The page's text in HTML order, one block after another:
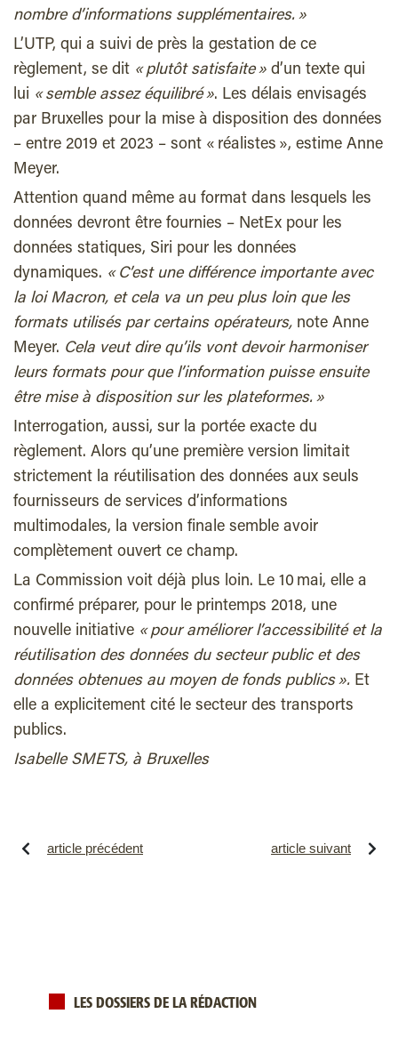
nombre d’informations supplémentaires. »
L’UTP, qui a suivi de près la gestation de ce
règlement, se dit « plutôt satisfaite » d’un texte qui
lui « semble assez équilibré ». Les délais envisagés
par Bruxelles pour la mise à disposition des données
– entre 2019 et 2023 – sont « réalistes », estime Anne
Meyer.
Attention quand même au format dans lesquels les
données devront être fournies – NetEx pour les
données statiques, Siri pour les données
dynamiques. « C’est une différence importante avec
la loi Macron, et cela va un peu plus loin que les
formats utilisés par certains opérateurs, note Anne
Meyer. Cela veut dire qu’ils vont devoir harmoniser
leurs formats pour que l’information puisse ensuite
être mise à disposition sur les plateformes. »
Interrogation, aussi, sur la portée exacte du
règlement. Alors qu’une première version limitait
strictement la réutilisation des données aux seuls
fournisseurs de services d’informations
multimodales, la version finale semble avoir
complètement ouvert ce champ.
La Commission voit déjà plus loin. Le 10 mai, elle a
confirmé préparer, pour le printemps 2018, une
nouvelle initiative « pour améliorer l’accessibilité et la
réutilisation des données du secteur public et des
données obtenues au moyen de fonds publics ». Et
elle a explicitement cité le secteur des transports
publics.
Isabelle SMETS, à Bruxelles
article précédent article suivant
LES DOSSIERS DE LA RÉDACTION